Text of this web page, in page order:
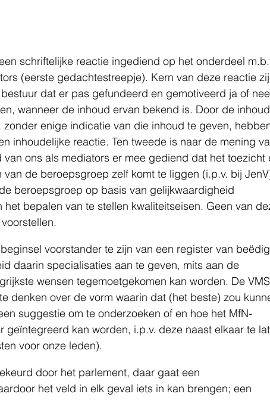
schriftelijke reactie ingediend op het onderdeel
(eerste gedachtestreepje). Kern van deze reactie
dat er pas gefundeerd en gemotiveerd ja of nee
wanneer de inhoud ervan bekend is. Door de inhoud
zonder enige indicatie van die inhoud te geven,
inhoudelijke reactie. Ten tweede is naar de mening
ons als mediators er mee gediend dat het toezicht
de beroepsgroep zelf komt te liggen (i.p.v. bij
beroepsgroep op basis van gelijkwaardigheid
bepalen van te stellen kwaliteitseisen. Geen van
voorstander te zijn van een register van
daarin specialisaties aan te geven, mits aan de
wensen tegemoetgekomen kan worden. De
denken over de vorm waarin dat (het beste) zou
suggestie om te onderzoeken of en hoe het MfN-
geïntegreerd kan worden, i.p.v. deze naast elkaar te
voor onze leden).
door het parlement, daar gaat een
het veld in elk geval iets in kan brengen; een